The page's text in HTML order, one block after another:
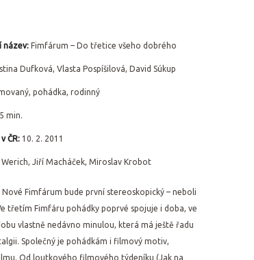
název: Fimfárum – Do třetice všeho dobrého
Dufková, Vlasta Pospíšilová, David Súkup
pohádka, rodinný
min.
ČR: 10. 2. 2011
Werich, Jiří Macháček, Miroslav Krobot
Nové Fimfárum bude první stereoskopický – neboli
třetím Fimfáru pohádky poprvé spojuje i doba, ve
vlastně nedávno minulou, která má ještě řadu
Společný je pohádkám i filmový motiv,
Od loutkového filmového týdeníku (Jak na